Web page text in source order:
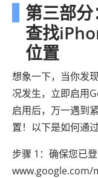
第三部
查找
位置
想象一下，当你发
况发生，立即启用
启用后，万一遇到
置！以下是如何通
步骤 1：确保您已